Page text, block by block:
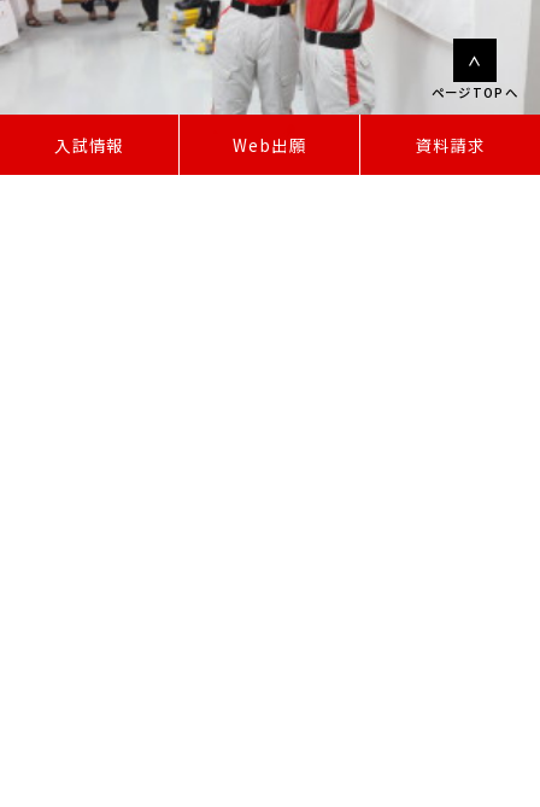
入試情報 Web出願 資料請求
ページTOPへ